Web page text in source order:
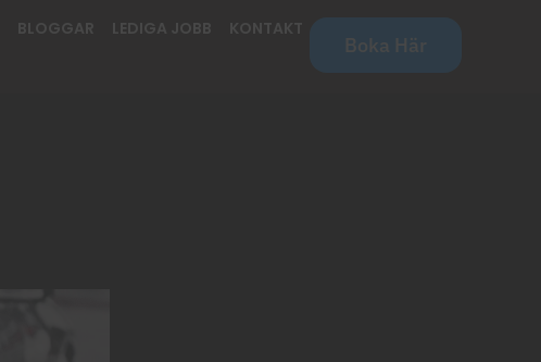
BLOGGAR LEDIGA JOBB KONTAKT
Boka Här